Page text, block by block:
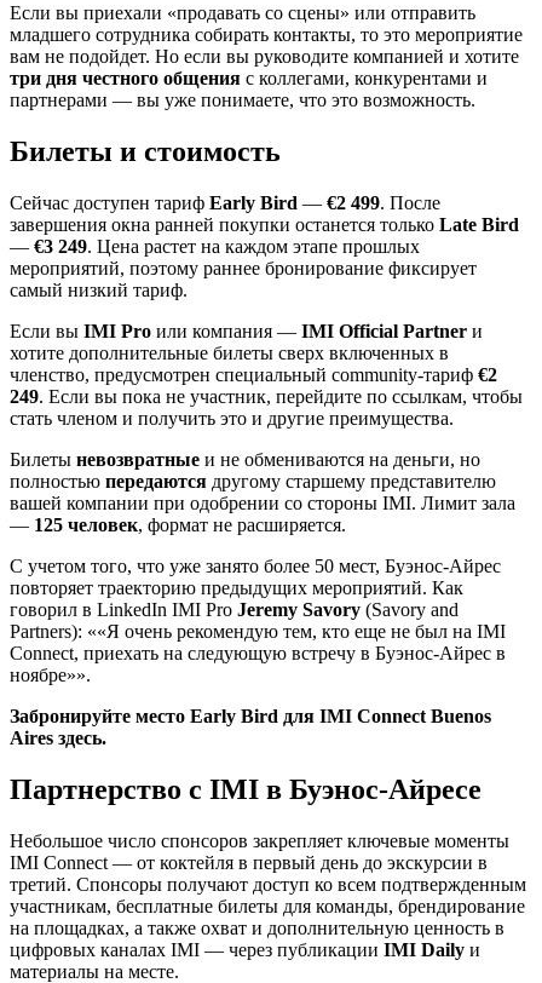
Если вы приехали «продавать со сцены» или отправить
младшего сотрудника собирать контакты, то это мероприятие
вам не подойдет. Но если вы руководите компанией и хотите
три дня честного общения с коллегами, конкурентами и
партнерами — вы уже понимаете, что это возможность.
Билеты и стоимость
Сейчас доступен тариф Early Bird — €2 499. После
завершения окна ранней покупки останется только Late Bird
— €3 249. Цена растет на каждом этапе прошлых
мероприятий, поэтому раннее бронирование фиксирует
самый низкий тариф.
Если вы IMI Pro или компания — IMI Official Partner и
хотите дополнительные билеты сверх включенных в
членство, предусмотрен специальный community-тариф €2
249. Если вы пока не участник, перейдите по ссылкам, чтобы
стать членом и получить это и другие преимущества.
Билеты невозвратные и не обмениваются на деньги, но
полностью передаются другому старшему представителю
вашей компании при одобрении со стороны IMI. Лимит зала
— 125 человек, формат не расширяется.
С учетом того, что уже занято более 50 мест, Буэнос-Айрес
повторяет траекторию предыдущих мероприятий. Как
говорил в LinkedIn IMI Pro Jeremy Savory (Savory and
Partners):
«Я очень рекомендую тем, кто еще не был на IMI
Connect, приехать на следующую встречу в Буэнос-Айрес в
ноябре» .
Забронируйте место Early Bird для IMI Connect Buenos
Aires здесь.
Партнерство с IMI в Буэнос-Айресе
Небольшое число спонсоров закрепляет ключевые моменты
IMI Connect — от коктейля в первый день до экскурсии в
третий. Спонсоры получают доступ ко всем подтвержденным
участникам, бесплатные билеты для команды, брендирование
на площадках, а также охват и дополнительную ценность в
цифровых каналах IMI — через публикации IMI Daily и
материалы на месте.